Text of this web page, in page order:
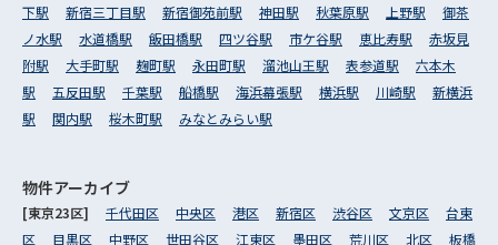
下駅
新宿三丁目駅 新宿御苑前駅 神田駅 秋葉原駅 上野駅
御茶
ノ水駅
水道橋駅 飯田橋駅 四ツ谷駅 市ケ谷駅 恵比寿駅
赤坂見
附駅
大手町駅 麹町駅 永田町駅 溜池山王駅 表参道駅
六本木
駅
五反田駅 千葉駅 船橋駅 海浜幕張駅 横浜駅 川崎駅
新横浜
駅
関内駅 桜木町駅 みなとみらい駅
物件アーカイブ
[東京23区] 千代田区 中央区 港区 新宿区 渋谷区 文京区
台東
区
目黒区 中野区 世田谷区 江東区 墨田区 荒川区 北区 板橋